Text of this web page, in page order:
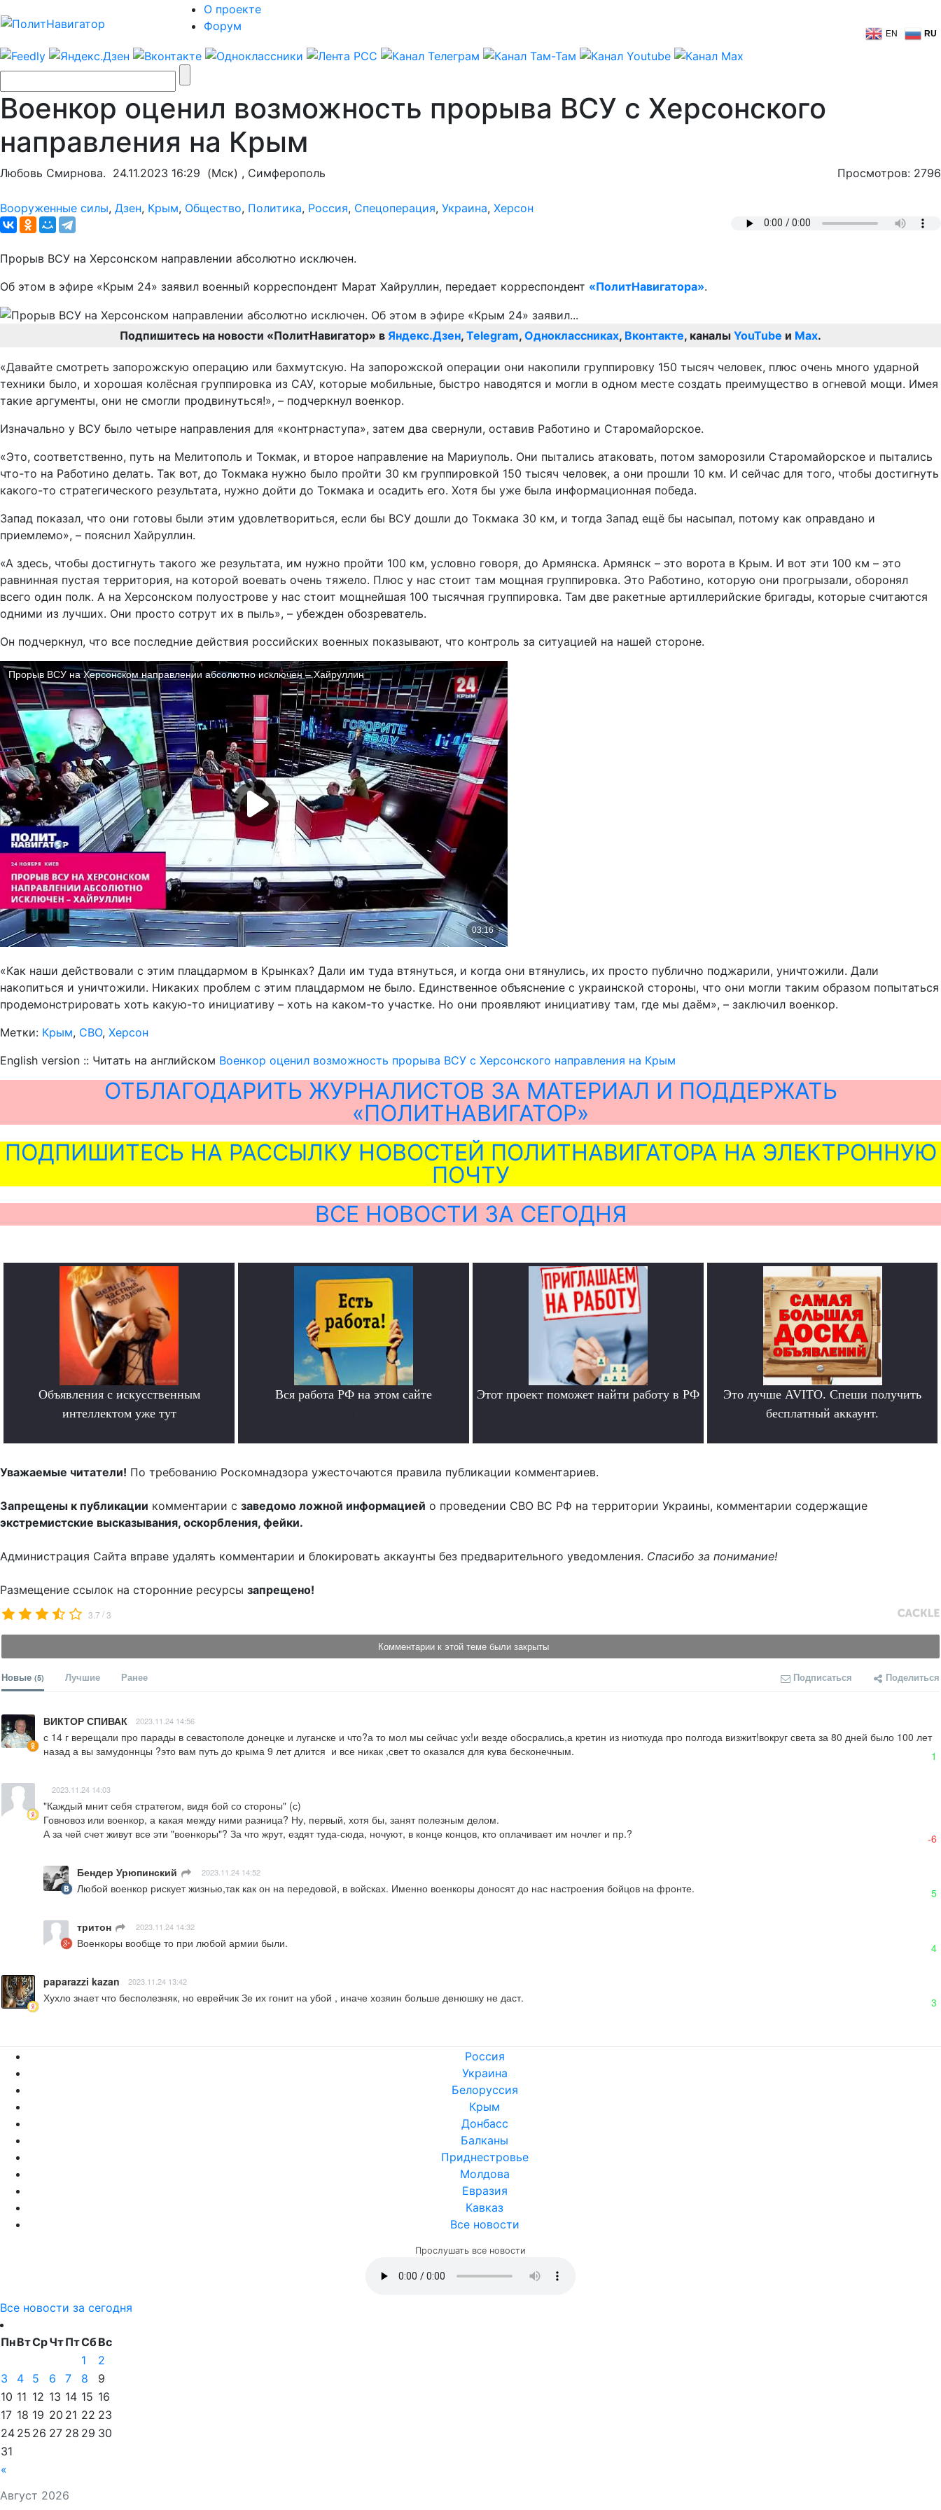
О проекте
Форум
EN RU
Военкор оценил возможность прорыва ВСУ с Херсонского
направления на Крым
Любовь Смирнова. 24.11.2023 16:29 (Мск) , Симферополь Просмотров: 2796
Вооруженные силы, Дзен, Крым, Общество, Политика, Россия, Спецоперация, Украина, Херсон
Прорыв ВСУ на Херсонском направлении абсолютно исключен.
Об этом в эфире «Крым 24» заявил военный корреспондент Марат Хайруллин, передает корреспондент «ПолитНавигатора».
Подпишитесь на новости «ПолитНавигатор» в Яндекс.Дзен, Telegram, Одноклассниках, Вконтакте, каналы YouTube и Max.
«Давайте смотреть запорожскую операцию или бахмутскую. На запорожской операции они накопили группировку 150 тысяч человек, плюс очень много ударной
техники было, и хорошая колёсная группировка из САУ, которые мобильные, быстро наводятся и могли в одном месте создать преимущество в огневой мощи. Имея
такие аргументы, они не смогли продвинуться!», – подчеркнул военкор.
Изначально у ВСУ было четыре направления для «контрнаступа», затем два свернули, оставив Работино и Старомайорское.
«Это, соответственно, путь на Мелитополь и Токмак, и второе направление на Мариуполь. Они пытались атаковать, потом заморозили Старомайорское и пытались
что-то на Работино делать. Так вот, до Токмака нужно было пройти 30 км группировкой 150 тысяч человек, а они прошли 10 км. И сейчас для того, чтобы достигнуть
какого-то стратегического результата, нужно дойти до Токмака и осадить его. Хотя бы уже была информационная победа.
Запад показал, что они готовы были этим удовлетвориться, если бы ВСУ дошли до Токмака 30 км, и тогда Запад ещё бы насыпал, потому как оправдано и
приемлемо», – пояснил Хайруллин.
«А здесь, чтобы достигнуть такого же результата, им нужно пройти 100 км, условно говоря, до Армянска. Армянск – это ворота в Крым. И вот эти 100 км – это
равнинная пустая территория, на которой воевать очень тяжело. Плюс у нас стоит там мощная группировка. Это Работино, которую они прогрызали, оборонял
всего один полк. А на Херсонском полуострове у нас стоит мощнейшая 100 тысячная группировка. Там две ракетные артиллерийские бригады, которые считаются
одними из лучших. Они просто сотрут их в пыль», – убежден обозреватель.
Он подчеркнул, что все последние действия российских военных показывают, что контроль за ситуацией на нашей стороне.
«Как наши действовали с этим плацдармом в Крынках? Дали им туда втянуться, и когда они втянулись, их просто публично поджарили, уничтожили. Дали
накопиться и уничтожили. Никаких проблем с этим плацдармом не было. Единственное объяснение с украинской стороны, что они могли таким образом попытаться
продемонстрировать хоть какую-то инициативу – хоть на каком-то участке. Но они проявляют инициативу там, где мы даём», – заключил военкор.
Метки: Крым, СВО, Херсон
English version :: Читать на английском Военкор оценил возможность прорыва ВСУ с Херсонского направления на Крым
ОТБЛАГОДАРИТЬ ЖУРНАЛИСТОВ ЗА МАТЕРИАЛ И ПОДДЕРЖАТЬ
«ПОЛИТНАВИГАТОР»
ПОДПИШИТЕСЬ НА РАССЫЛКУ НОВОСТЕЙ ПОЛИТНАВИГАТОРА НА ЭЛЕКТРОННУЮ
ПОЧТУ
ВСЕ НОВОСТИ ЗА СЕГОДНЯ
Объявления с искусственным
интеллектом уже тут
Вся работа РФ на этом сайте Этот проект поможет найти работу в РФ
Это лучше AVITO. Спеши получить
бесплатный аккаунт.
Уважаемые читатели! По требованию Роскомнадзора ужесточаются правила публикации комментариев.
Запрещены к публикации комментарии с заведомо ложной информацией о проведении СВО ВС РФ на территории Украины, комментарии содержащие
экстремистские высказывания, оскорбления, фейки.
Администрация Сайта вправе удалять комментарии и блокировать аккаунты без предварительного уведомления. Спасибо за понимание!
Размещение ссылок на сторонние ресурсы запрещено!
3.7 /3
Комментарии к этой теме были закрыты
Новые (5) Лучшие Ранее Подписаться Поделиться
ВИКТОР СПИВАК 2023.11.24 14:56
с 14 г верещали про парады в севастополе донецке и луганске и что?а то мол мы сейчас ух!и везде обосрались,а кретин из ниоткуда про полгода визжит!вокруг света за 80 дней было 100 лет
назад а вы замудоннцы ?это вам путь до крыма 9 лет длится  и все никак ,свет то оказался для кува бесконечным.
1
2023.11.24 14:03
"Каждый мнит себя стратегом, видя бой со стороны" (с)
Говновоз или военкор, а какая между ними разница? Ну, первый, хотя бы, занят полезным делом.
А за чей счет живут все эти "военкоры"? За что жрут, ездят туда-сюда, ночуют, в конце концов, кто оплачивает им ночлег и пр.?
-6
Бендер Урюпинский 2023.11.24 14:52
Любой военкор рискует жизнью,так как он на передовой, в войсках. Именно военкоры доносят до нас настроения бойцов на фронте. 5
тритон 2023.11.24 14:32
Военкоры вообще то при любой армии были. 4
paparazzi kazan 2023.11.24 13:42
Хухло знает что бесполезняк, но еврейчик Зе их гонит на убой , иначе хозяин больше денюшку не даст. 3
Россия
Украина
Белоруссия
Крым
Донбасс
Балканы
Приднестровье
Молдова
Евразия
Кавказ
Все новости
Прослушать все новости
Все новости за сегодня
Август 2026
ПнВтСрЧтПтСбВс
«
1
2
3
4 5 6 7 8
9
10 11 12 13 14 15 16
17 18 19 20 21 22 23
24 25 26 27 28 29 30
31